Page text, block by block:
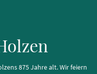
875 Jahre alt. Wir feiern